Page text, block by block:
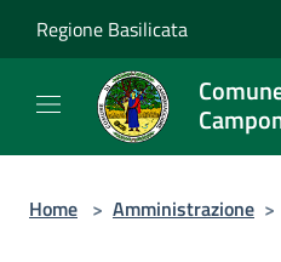
Regione Basilicata
Home > Amministrazione >